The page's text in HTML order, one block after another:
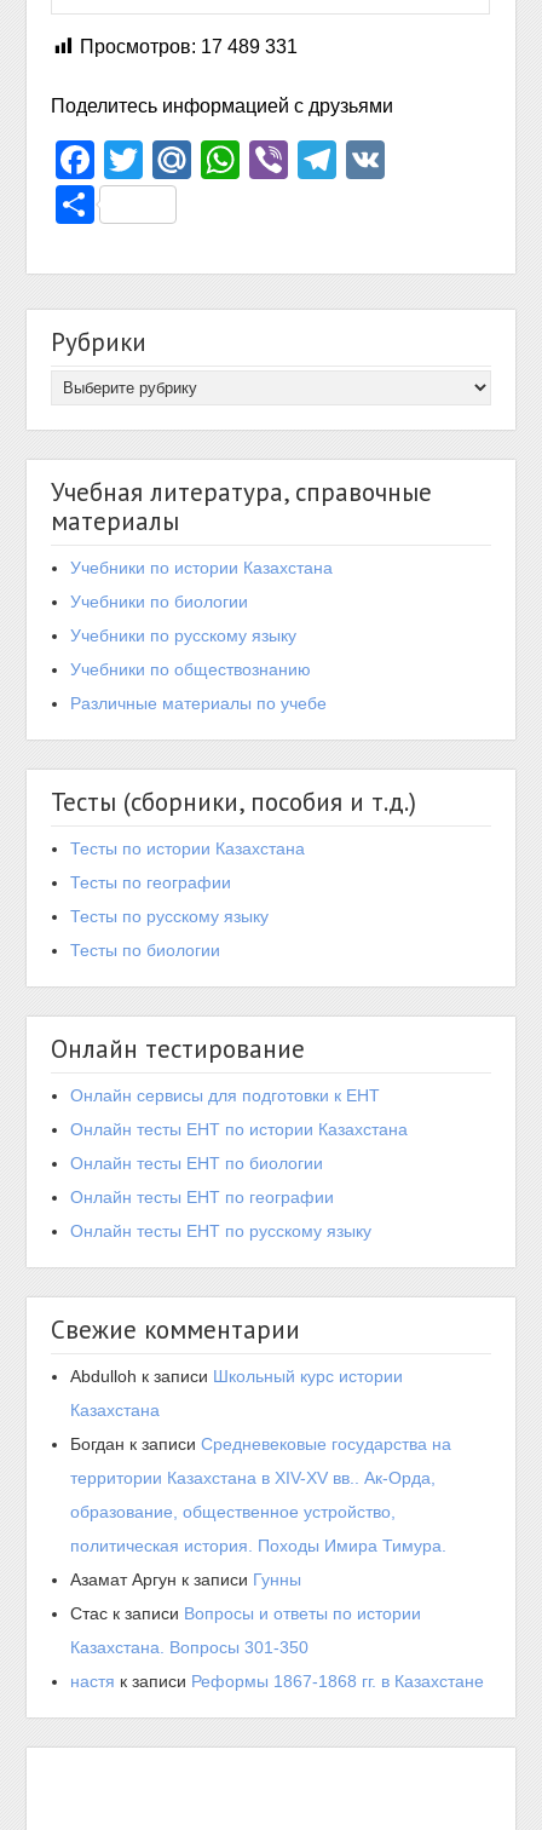
Просмотров: 17 489 331
Поделитесь информацией с друзьями
Facebook
TwitterMail.Ru
WhatsApp
ViberTelegram
Отправить
Рубрики
Учебная литература, справочные
материалы
Учебники по истории Казахстана
Учебники по биологии
Учебники по русскому языку
Учебники по обществознанию
Различные материалы по учебе
Тесты (сборники, пособия и т.д.)
Тесты по истории Казахстана
Тесты по географии
Тесты по русскому языку
Тесты по биологии
Онлайн тестирование
Онлайн сервисы для подготовки к ЕНТ
Онлайн тесты ЕНТ по истории Казахстана
Онлайн тесты ЕНТ по биологии
Онлайн тесты ЕНТ по географии
Онлайн тесты ЕНТ по русскому языку
Свежие комментарии
Abdulloh к записи Школьный курс истории
Казахстана
Богдан к записиСредневековые государства на
территории Казахстана в XIV-XV вв.. Ак-Орда,
образование, общественное устройство,
политическая история. Походы Имира Тимура.
Азамат Аргун к записи Гунны
Стас к записи Вопросы и ответы по истории
Казахстана. Вопросы 301-350
настя к записи Реформы 1867-1868 гг. в Казахстане